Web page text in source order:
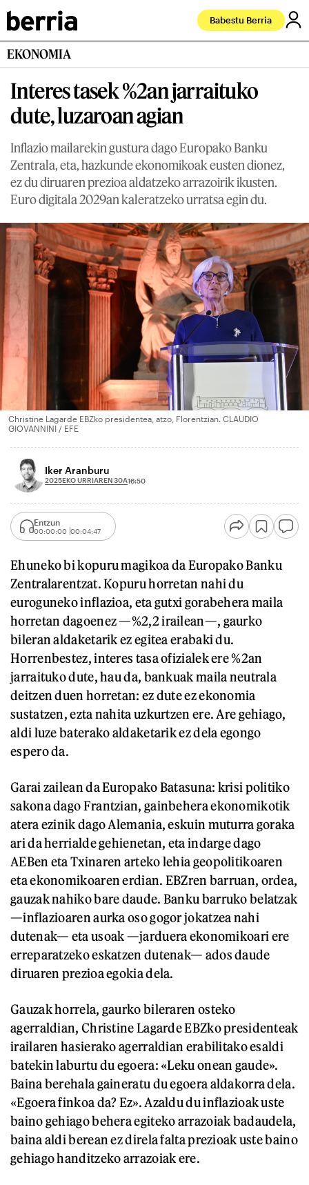
Babestu Berria
EKONOMIA
Interes tasek %2an jarraituko
dute, luzaroan agian
Inflazio mailarekin gustura dago Europako Banku
Zentrala, eta, hazkunde ekonomikoak eusten dionez,
ez du diruaren prezioa aldatzeko arrazoirik ikusten.
Euro digitala 2029an kaleratzeko urratsa egin du.
Christine Lagarde EBZko presidentea, atzo, Florentzian. CLAUDIO
GIOVANNINI / EFE
Iker Aranburu
2025EKO URRIAREN 30A16:50
Entzun
00:00:00 00:04:47
Ehuneko bi kopuru magikoa da Europako Banku
Zentralarentzat. Kopuru horretan nahi du
euroguneko inflazioa, eta gutxi gorabehera maila
horretan dagoenez —%2,2 irailean—, gaurko
bileran aldaketarik ez egitea erabaki du.
Horrenbestez, interes tasa ofizialek ere %2an
jarraituko dute, hau da, bankuak maila neutrala
deitzen duen horretan: ez dute ez ekonomia
sustatzen, ezta nahita uzkurtzen ere. Are gehiago,
aldi luze baterako aldaketarik ez dela egongo
espero da.
Garai zailean da Europako Batasuna: krisi politiko
sakona dago Frantzian, gainbehera ekonomikotik
atera ezinik dago Alemania, eskuin muturra goraka
ari da herrialde gehienetan, eta indarge dago
AEBen eta Txinaren arteko lehia geopolitikoaren
eta ekonomikoaren erdian. EBZren barruan, ordea,
gauzak nahiko bare daude. Banku barruko belatzak
—inflazioaren aurka oso gogor jokatzea nahi
dutenak— eta usoak —jarduera ekonomikoari ere
erreparatzeko eskatzen dutenak— ados daude
diruaren prezioa egokia dela.
Gauzak horrela, gaurko bileraren osteko
agerraldian, Christine Lagarde EBZko presidenteak
irailaren hasierako agerraldian erabilitako esaldi
batekin laburtu du egoera: «Leku onean gaude».
Baina berehala gaineratu du egoera aldakorra dela.
«Egoera finkoa da? Ez». Azaldu du inflazioak uste
baino gehiago behera egiteko arrazoiak badaudela,
baina aldi berean ez direla falta prezioak uste baino
gehiago handitzeko arrazoiak ere.